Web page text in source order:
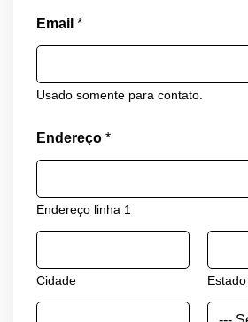
Email *
Usado somente para contato.
Endereço *
Endereço linha 1
Cidade Estado